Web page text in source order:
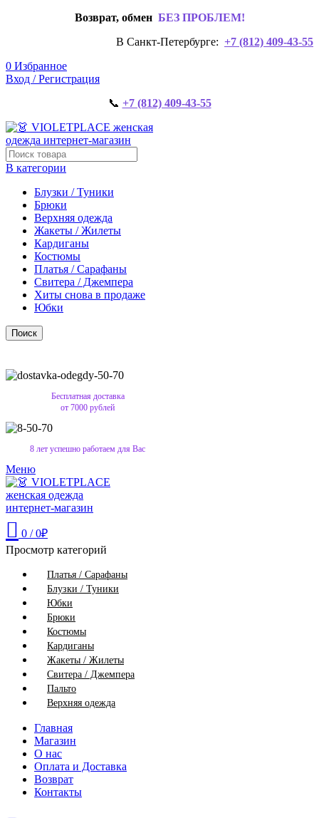
Возврат, обмен БЕЗ ПРОБЛЕМ!
В Санкт-Петербурге: +7 (812) 409-43-55
0 Избранное
Вход / Регистрация
📞 +7 (812) 409-43-55
В категории
Блузки / Туники
Брюки
Верхняя одежда
Жакеты / Жилеты
Кардиганы
Костюмы
Платья / Сарафаны
Свитера / Джемпера
Хиты снова в продаже
Юбки
Поиск
Бесплатная доставка
от 7000 рублей
8 лет успешно работаем для Вас
Меню
0 / 0₽
Просмотр категорий
Платья / Сарафаны
Блузки / Туники
Юбки
Брюки
Костюмы
Кардиганы
Жакеты / Жилеты
Свитера / Джемпера
Пальто
Верхняя одежда
Главная
Магазин
О нас
Оплата и Доставка
Возврат
Контакты